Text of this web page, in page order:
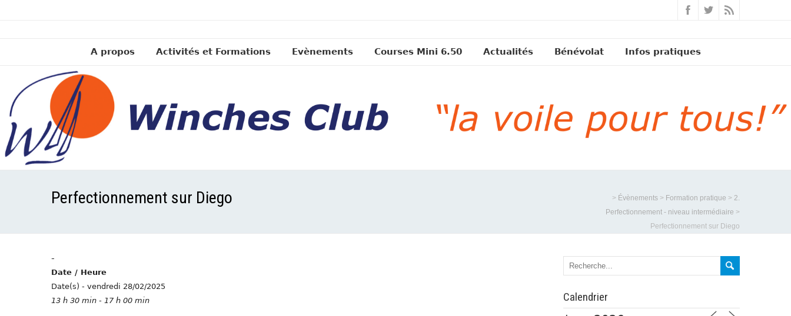
A propos Activités et Formations Evènements Courses Mini 6.50 Actualités Bénévolat Infos pratiques
Perfectionnement sur Diego > Évènements > Formation pratique > 2.
Perfectionnement - niveau intermédiaire >
Perfectionnement sur Diego
-
Date / Heure
Date(s) - vendredi 28/02/2025
13 h 30 min - 17 h 00 min
Calendrier